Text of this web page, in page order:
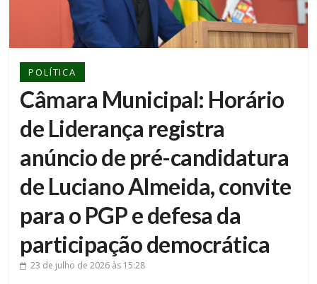
POLÍTICA
Câmara Municipal: Horário
de Liderança registra
anúncio de pré-candidatura
de Luciano Almeida, convite
para o PGP e defesa da
participação democrática
23 de julho de 2026 às 15:28